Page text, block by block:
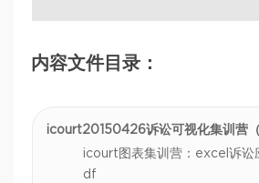
内容文件目录：
icourt20150426诉讼可视化集训营（
icourt图表集训营：excel诉
df